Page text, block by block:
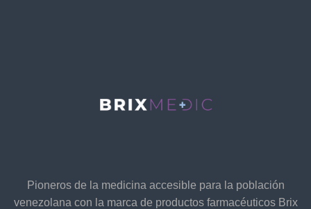
Pioneros de la medicina accesible para la población
venezolana con la marca de productos farmacéuticos Brix